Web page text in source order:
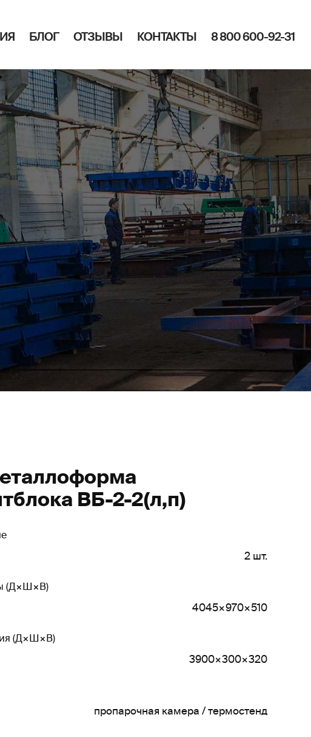
БЛОГ ОТЗЫВЫ КОНТАКТЫ 8 800 600-92-31
ВБ-2-2(л,п)
2 шт.
(Д×Ш×В)
4045×970×510
(Д×Ш×В)
3900×300×320
пропарочная камера / термостенд